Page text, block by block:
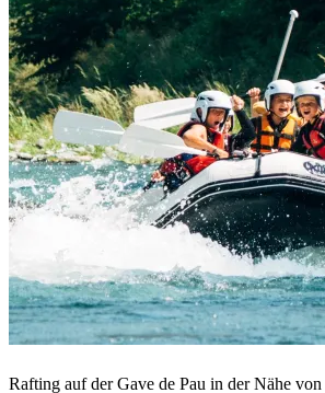
Rafting auf der Gave de Pau in der Nähe